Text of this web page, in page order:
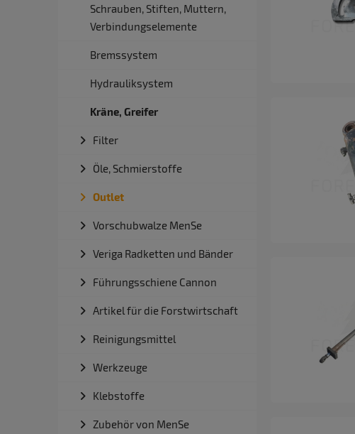
Schrauben, Stiften, Muttern,
Verbindungselemente
Bremssystem
Hydrauliksystem
Kräne, Greifer
Filter
Öle, Schmierstoffe
Outlet
Vorschubwalze MenSe
Veriga Radketten und Bänder
Führungsschiene Cannon
Artikel für die Forstwirtschaft
Reinigungsmittel
Werkzeuge
Klebstoffe
Zubehör von MenSe